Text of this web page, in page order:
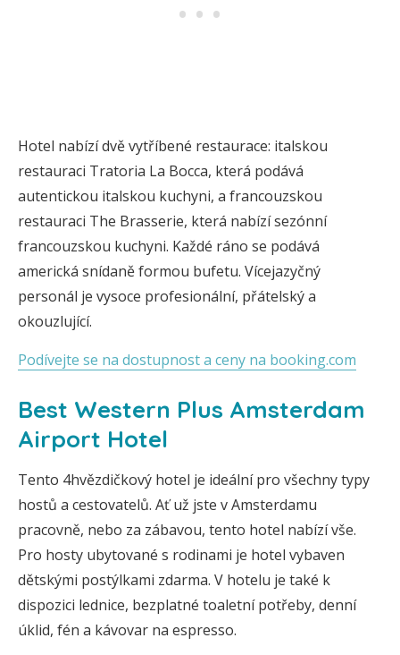
Hotel nabízí dvě vytříbené restaurace: italskou
restauraci Tratoria La Bocca, která podává
autentickou italskou kuchyni, a francouzskou
restauraci The Brasserie, která nabízí sezónní
francouzskou kuchyni. Každé ráno se podává
americká snídaně formou bufetu. Vícejazyčný
personál je vysoce profesionální, přátelský a
okouzlující.
Podívejte se na dostupnost a ceny na booking.com
Best Western Plus Amsterdam
Airport Hotel
Tento 4hvězdičkový hotel je ideální pro všechny typy
hostů a cestovatelů. Ať už jste v Amsterdamu
pracovně, nebo za zábavou, tento hotel nabízí vše.
Pro hosty ubytované s rodinami je hotel vybaven
dětskými postýlkami zdarma. V hotelu je také k
dispozici lednice, bezplatné toaletní potřeby, denní
úklid, fén a kávovar na espresso.